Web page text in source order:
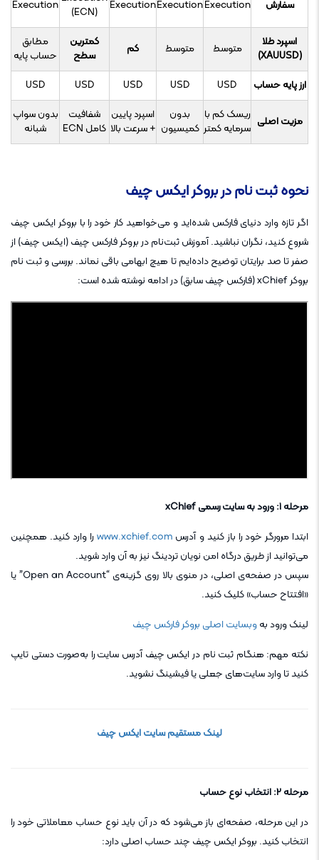
سفارش
Execution
Execution
Execution
(ECN)
Execution
اسپرد طلا
(XAUUSD)
متوسط متوسط کم
کمترین
سطح
مطابق
حساب پایه
ارز پایه حساب
USD
USD
USD
USD
USD
مزیت اصلی ریسک کم با
سرمایه کمتر
بدون
کمیسیون
اسپرد پایین
+ سرعت بالا
شفافیت
کامل ECN
بدون سواپ
شبانه
نحوه ثبت نام در بروکر ایکس چیف
اگر تازه وارد دنیای فارکس شده‌اید و می‌خواهید کار خود را با بروکر ایکس چیف
شروع کنید، نگران نباشید. آموزش ثبت‌نام در بروکر فارکس چیف (ایکس چیف) از
صفر تا صد برایتان توضیح داده‌ایم تا هیچ ابهامی باقی نماند. بررسی و ثبت نام
بروکر xChief (فارکس چیف سابق) در ادامه نوشته شده است:
مرحله ۱: ورود به سایت رسمی xChief
ابتدا مرورگر خود را باز کنید و آدرس www.xchief.comرا وارد کنید. همچنین
می‌توانید از طریق درگاه امن نویان تردینگ نیز به آن وارد شوید.
سپس در صفحه‌ی اصلی، در منوی بالا روی گزینه‌ی “Open an Account” یا
«افتتاح حساب» کلیک کنید.
لینک ورود بهوبسایت اصلی بروکر فارکس چیف
نکته مهم: هنگام ثبت نام در ایکس چیف آدرس سایت را به‌صورت دستی تایپ
کنید تا وارد سایت‌های جعلی یا فیشینگ نشوید.
لینک مستقیم سایت ایکس چیف
مرحله ۲: انتخاب نوع حساب
در این مرحله، صفحه‌ای باز می‌شود که در آن باید نوع حساب معاملاتی خود را
انتخاب کنید. بروکر ایکس چیف چند حساب اصلی دارد: